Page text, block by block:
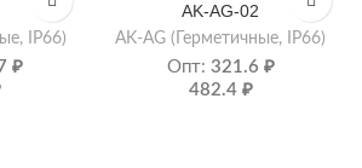
IP66)
₽
AK-AG-02
AK-AG (Герметичные, IP66)
482.4 ₽
Опт: 321.6 ₽